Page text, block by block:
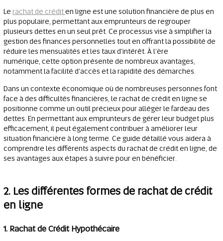
Le rachat de créditen ligne est une solution financière de plus en
plus populaire, permettant aux emprunteurs de regrouper
plusieurs dettes en un seul prêt. Ce processus vise à simplifier la
gestion des finances personnelles tout en offrant la possibilité de
réduire les mensualités et les taux d'intérêt. À l'ère
numérique, cette option présente de nombreux avantages,
notamment la facilité d'accès et la rapidité des démarches.
Dans un contexte économique où de nombreuses personnes font
face à des difficultés financières, le rachat de crédit en ligne se
positionne comme un outil précieux pour alléger le fardeau des
dettes. En permettant aux emprunteurs de gérer leur budget plus
efficacement, il peut également contribuer à améliorer leur
situation financière à long terme. Ce guide détaillé vous aidera à
comprendre les différents aspects du rachat de crédit en ligne, de
ses avantages aux étapes à suivre pour en bénéficier.
2. Les différentes formes de rachat de crédit
en ligne
1. Rachat de Crédit Hypothécaire